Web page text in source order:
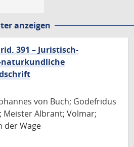
anzeigen
391 – Juristisch-
naturkundliche
von Buch; Godefridus
Meister Albrant; Volmar;
der Wage